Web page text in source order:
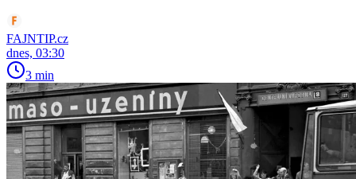
FAJNTIP.cz
dnes, 03:30
3 min